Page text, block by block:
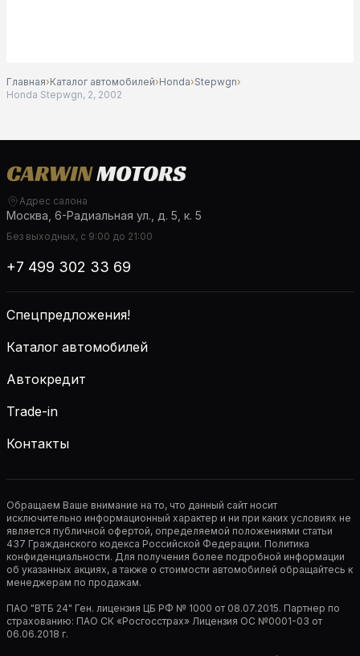
Главная›Каталог автомобилей›Honda›Stepwgn›
Honda Stepwgn, 2, 2002
Адрес салона
Москва, 6-Радиальная ул., д. 5, к. 5
Без выходных, с 9:00 до 21:00
+7 499 302 33 69
Спецпредложения!
Каталог автомобилей
Автокредит
Trade-in
Контакты
Обращаем Ваше внимание на то, что данный сайт носит
исключительно информационный характер и ни при каких условиях не
является публичной офертой, определяемой положениями статьи
437 Гражданского кодекса Российской Федерации. Политика
конфиденциальности. Для получения более подробной информации
об указанных акциях, а также о стоимости автомобилей обращайтесь к
менеджерам по продажам.
ПАО "ВТБ 24" Ген. лицензия ЦБ РФ № 1000 от 08.07.2015. Партнер по
страхованию: ПАО СК «Росгосстрах» Лицензия ОС №0001-03 от
06.06.2018 г.